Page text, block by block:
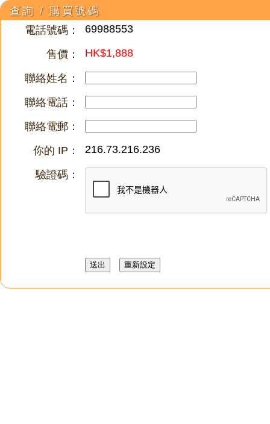
查詢 / 購買號碼
電話號碼：
69988553
售價： HK$1,888
聯絡姓名：
聯絡電話：
聯絡電郵：
你的 IP：
216.73.216.236
驗證碼：